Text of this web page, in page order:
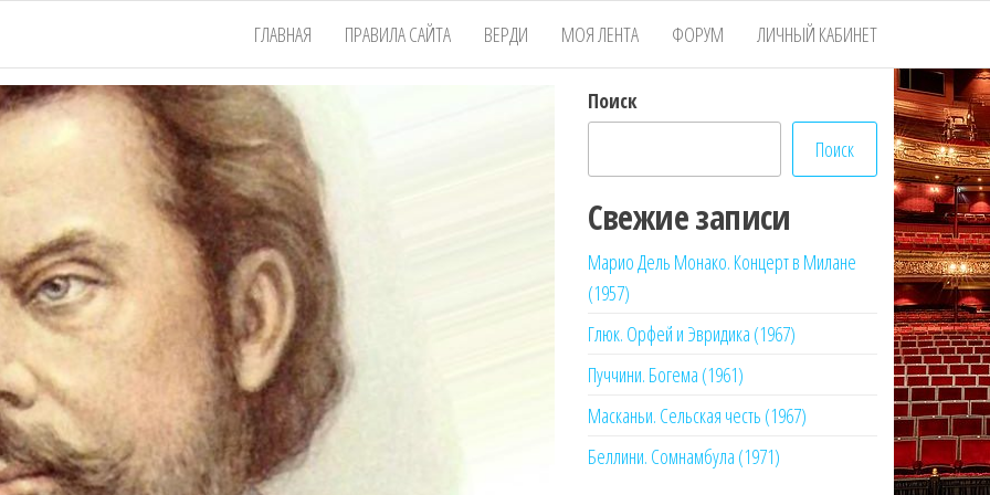
ГЛАВНАЯ ПРАВИЛА САЙТА ВЕРДИ МОЯ ЛЕНТА ФОРУМ ЛИЧНЫЙ КАБИНЕТ
Поиск
Поиск
Свежие записи
Марио Дель Монако. Концерт в Милане
(1957)
Глюк. Орфей и Эвридика (1967)
Пуччини. Богема (1961)
Масканьи. Сельская честь (1967)
Беллини. Сомнамбула (1971)